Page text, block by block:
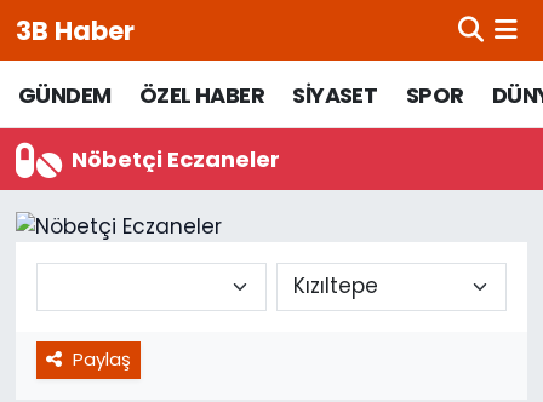
3B Haber
GÜNDEM ÖZEL HABER SİYASET SPOR
Nöbetçi Eczaneler
Paylaş
Beypazarı Hava Durumu
Beypazarı Trafik Yoğunluk Haritası
Süper Lig Puan Durumu ve Fikstür
Son Dakika Haberleri